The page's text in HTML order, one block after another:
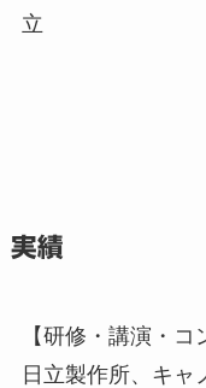
立
実績
【研修・講演・コ
日立製作所、キャ